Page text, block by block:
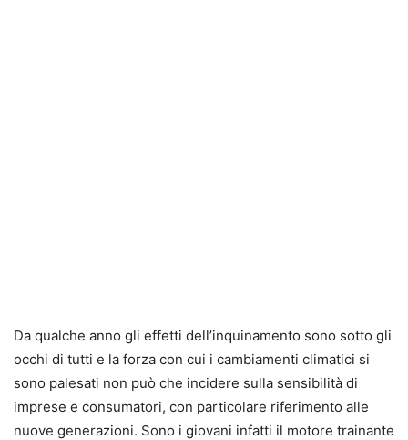
Da qualche anno gli effetti dell’inquinamento sono sotto gli
occhi di tutti e la forza con cui i cambiamenti climatici si
sono palesati non può che incidere sulla sensibilità di
imprese e consumatori, con particolare riferimento alle
nuove generazioni. Sono i giovani infatti il motore trainante